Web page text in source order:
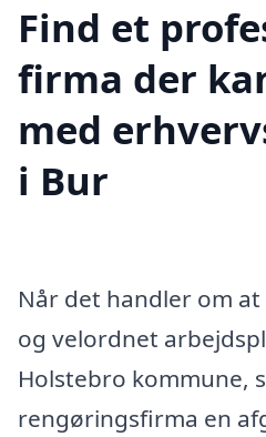
Find et
firma der
med
i Bur
Når det handler om
og velordnet
Holstebro kommune,
rengøringsfirma en